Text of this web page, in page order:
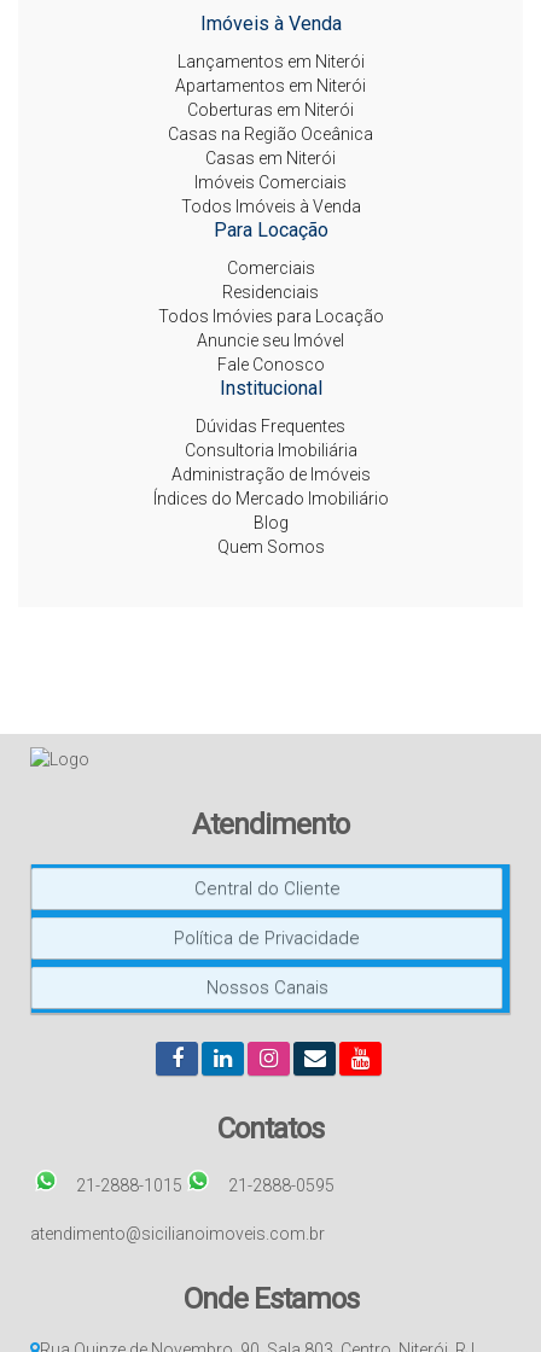
Imóveis à Venda
Lançamentos em Niterói
Apartamentos em Niterói
Coberturas em Niterói
Casas na Região Oceânica
Casas em Niterói
Imóveis Comerciais
Todos Imóveis à Venda
Para Locação
Comerciais
Residenciais
Todos Imóvies para Locação
Anuncie seu Imóvel
Fale Conosco
Institucional
Dúvidas Frequentes
Consultoria Imobiliária
Administração de Imóveis
Índices do Mercado Imobiliário
Blog
Quem Somos
Atendimento
Central do Cliente
Política de Privacidade
Nossos Canais
Contatos
21-2888-1015 21-2888-0595
atendimento@sicilianoimoveis.com.br
Onde Estamos